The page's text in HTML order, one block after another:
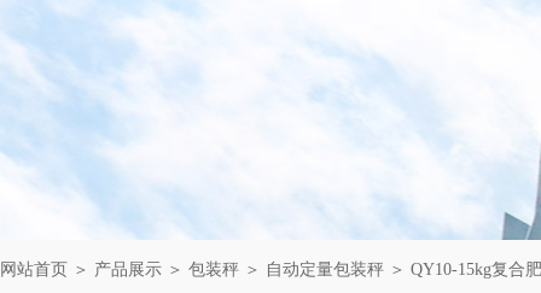
网站首页 ＞ 产品展示 ＞ 包装秤 ＞ 自动定量包装秤 ＞ QY10-15kg复合